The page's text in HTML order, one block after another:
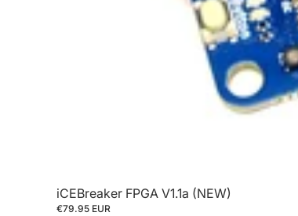
iCEBreaker FPGA V1.1a (NEW)
€79.95 EUR